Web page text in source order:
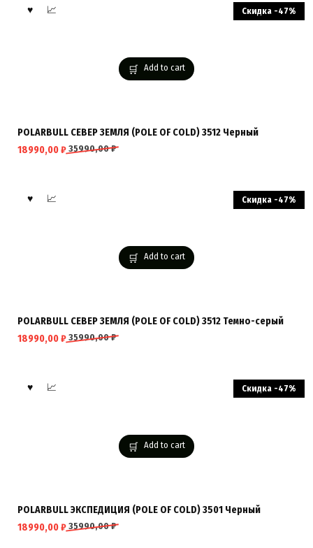
Add to cart
Скидка -47%
POLARBULL CЕВЕР ЗЕМЛЯ (POLE OF COLD) 3512 Черный
35990,00₽
18990,00₽
Add to cart
Скидка -47%
POLARBULL CЕВЕР ЗЕМЛЯ (POLE OF COLD) 3512 Темно-серый
35990,00₽
18990,00₽
Add to cart
Скидка -47%
POLARBULL ЭКСПЕДИЦИЯ (POLE OF COLD) 3501 Черный
35990,00₽
18990,00₽